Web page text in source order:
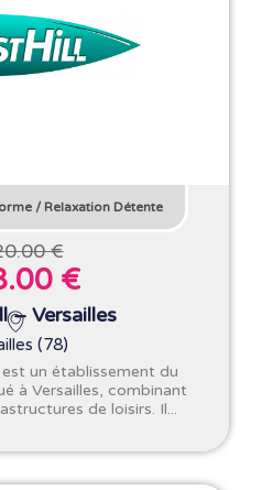
/ Relaxation Détente
€
€
– Versailles
(78)
un établissement du
à Versailles, combinant
de loisirs. Il...